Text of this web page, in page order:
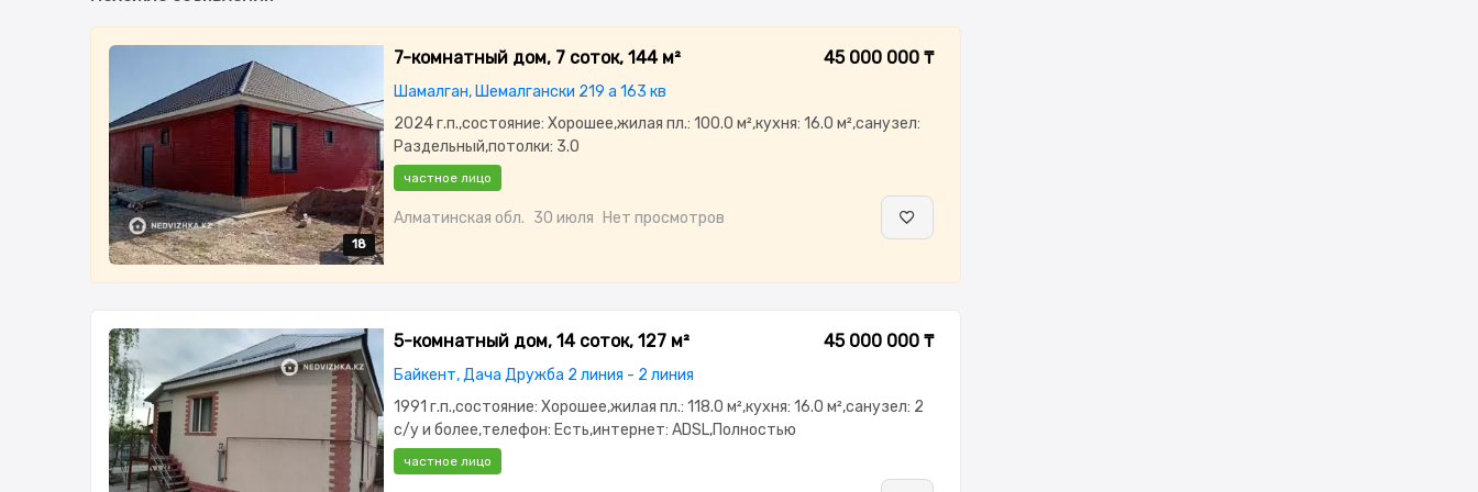
18
18
18
18
18
7-комнатный дом, 7 соток, 144 м²
Шамалган, Шемалгански 219 а 163 кв
45 000 000 ₸
2024 г.п.,состояние: Хорошее,жилая пл.: 100.0 м²,кухня: 16.0 м²,санузел:
Раздельный,потолки: 3.0
частное лицо
Алматинская обл. 30 июля Нет просмотров
5-комнатный дом, 14 соток, 127 м²
Байкент, Дача Дружба 2 линия - 2 линия
45 000 000 ₸
1991 г.п.,состояние: Хорошее,жилая пл.: 118.0 м²,кухня: 16.0 м²,санузел: 2
с/у и более,телефон: Есть,интернет: ADSL,Полностью
меблирована,Полностью меблирована,потолки: 3.0,Пластиковые
окна,Баня,Сауна,Бассейн,Гараж,Сад,Хозпостройки,Мангальная
частное лицо